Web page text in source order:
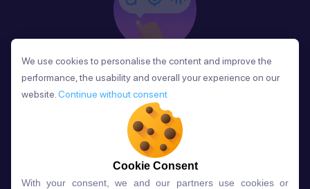
Phản Hồi
Sau mỗi bài học, người học nhận phản hồi về phát
âm và ngữ pháp ngay lập tức, giúp cải thiện kỹ năng
và tiến bộ nhanh chóng.
We use cookies to personalise the content and improve the
performance, the usability and overall your experience on our
website. Continue without consent
Cookie Consent
With your consent, we and our partners use cookies or
We use cookies to personalise the content and improve the
performance, the usability and overall your experience on our
website. Continue without consent
Cookie Consent
With your consent, we and our partners use cookies or